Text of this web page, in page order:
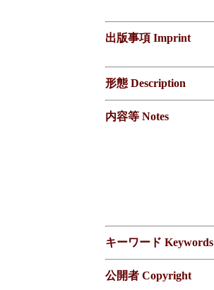
出版事項 Imprint
形態 Description
内容等 Notes
キーワード Keywords
公開者 Copyright